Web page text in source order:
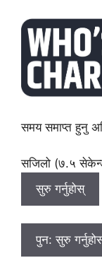
समय समाप्त हुनु
सजिलो (७.५
सुरु गर्नुहोस्
पुन: सुरु